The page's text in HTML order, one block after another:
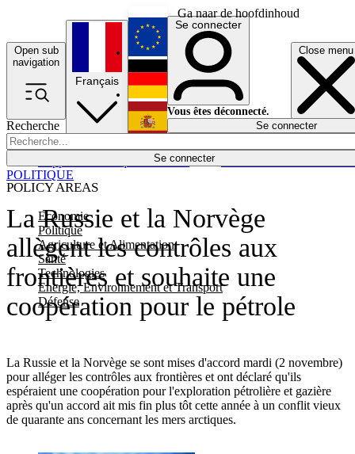
Ga naar de hoofdinhoud
Open sub
navigation
Close menu
Recherche
Se connecter
POLICY AREAS
Economie
Politique
Agriculture et Alimentation
Santé
Technologies
Energie, Environnement et Transport
Défense
Économie
Français
English
Deutsch
Español
Se connecter
Vous êtes déconnecté.
Se connecter
La Russie et la Norvège
allègent les contrôles aux
frontières et souhaite une
coopération pour le pétrole
La Russie et la Norvège se sont mises d'accord mardi (2 novembre)
pour alléger les contrôles aux frontières et ont déclaré qu'ils
espéraient une coopération pour l'exploration pétrolière et gazière
après qu'un accord ait mis fin plus tôt cette année à un conflit vieux
de quarante ans concernant les mers arctiques.
POLITIQUE